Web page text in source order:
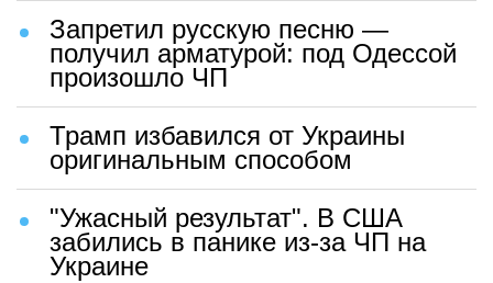
Запретил русскую песню —
получил арматурой: под Одессой
произошло ЧП
Трамп избавился от Украины
оригинальным способом
"Ужасный результат". В США
забились в панике из-за ЧП на
Украине